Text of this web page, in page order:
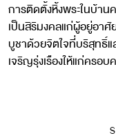
การติดตั้งหิ้งพระในบ้าน
เป็นสิริมงคลแก่ผู้อยู่อา
บูชาด้วยจิตใจที่บริสุทธิ์แ
เจริญรุ่งเรืองให้แก่ครอบ